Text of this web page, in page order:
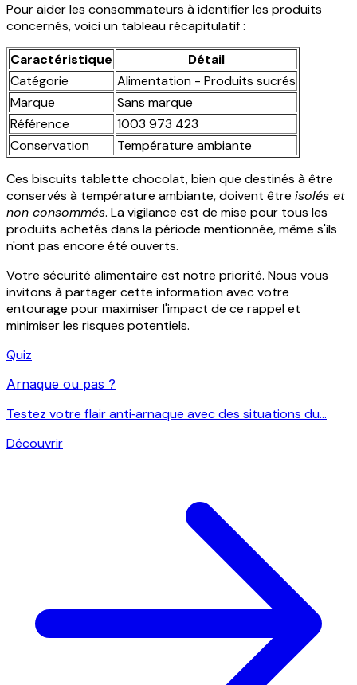
Pour aider les consommateurs à identifier les produits
concernés, voici un tableau récapitulatif :
Caractéristique
Détail
Catégorie
Alimentation - Produits sucrés
Marque
Sans marque
Référence
1003 973 423
Conservation
Température ambiante
Ces biscuits tablette chocolat, bien que destinés à être
conservés à température ambiante, doivent être isolés et
non consommés. La vigilance est de mise pour tous les
produits achetés dans la période mentionnée, même s'ils
n'ont pas encore été ouverts.
Votre sécurité alimentaire est notre priorité. Nous vous
invitons à partager cette information avec votre
entourage pour maximiser l'impact de ce rappel et
minimiser les risques potentiels.
Quiz
Arnaque ou pas ?
Testez votre flair anti‑arnaque avec des situations du...
Découvrir